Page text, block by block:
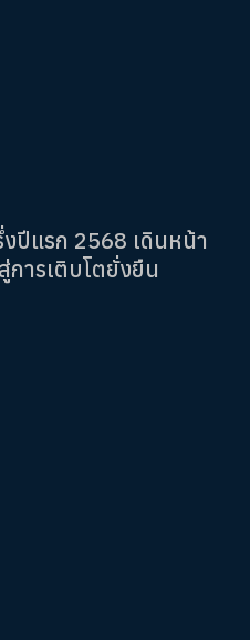
งปีแรก 2568 เดินหน้า
การเติบโตยั่งยืน